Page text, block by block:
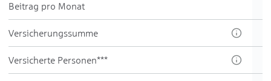
Beitrag pro Monat
Ver­sicherungs­summe
Versicherte Personen***